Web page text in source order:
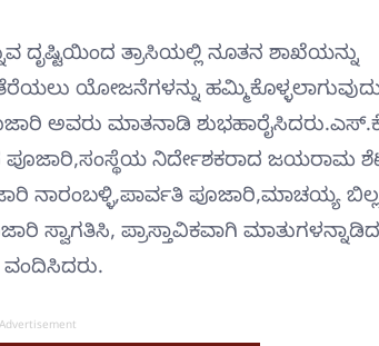
ದೃಷ್ಟಿಯಿಂದ ತ್ರಾಸಿಯಲ್ಲಿ ನೂತನ ಶಾಖೆಯನ್ನು
ತೆರೆಯಲು ಯೋಜನೆಗಳನ್ನು
ಅವರು ಮಾತನಾಡಿ
ಪೂಜಾರಿ,ಸಂಸ್ಥೆಯ ನಿರ್ದೇಶಕರಾದ ಜಯರಾಮ
ನಾರಂಬಳ್ಳಿ,ಪಾರ್ವತಿ ಪೂಜಾರಿ,ಮಾಚಯ್ಯ
ಪ್ರಾಸ್ತಾವಿಕವಾಗಿ
Advertisement